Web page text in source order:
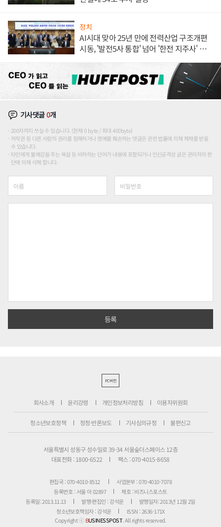
정치
AI시대 맞아 25년 만에 전력산업 구조개편
시동, '발전5사 통합' 넘어 '한전 지주사' 재편
기사댓글0개
200자까지 쓰실 수 있습니다. (현재 0 byte / 최대 400byte)
저작권 등 다른 사람의 권리를 침해하거나 명예를 훼손하는 댓글은 관련 법률에 의해 제재를 받을
수 있습니다.
타인에게 불쾌감을 주는 욕설 등 비하하는 단어가 내용에 포함되거나 인신공격성 글은 관리자의 판
단에 의해 삭제 합니다.
PC버전
회사소개 윤리강령 개인정보처리방침 이용자위원회
청소년보호정책 정정·반론보도 기사심의규정 불편신고
서울특별시 성동구 성수일로 39-34 서울숲더스페이스 12층
대표전화 : 1800-6522
팩스 : 070-4015-8658
편집국 : 070-4010-8512
사업본부 : 070-4010-7078
등록번호 : 서울 아 02897
제호 : 비즈니스포스트
등록일: 2013.11.13
발행·편집인 : 강석운
발행일자: 2013년 12월 2일
청소년보호책임자 : 강석운
ISSN : 2636-171X
Copyright ⓒBUSINESSPOST. All rights reserved.